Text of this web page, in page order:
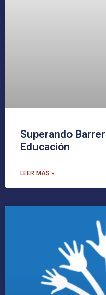
Superando
Educación
LEER MÁS »